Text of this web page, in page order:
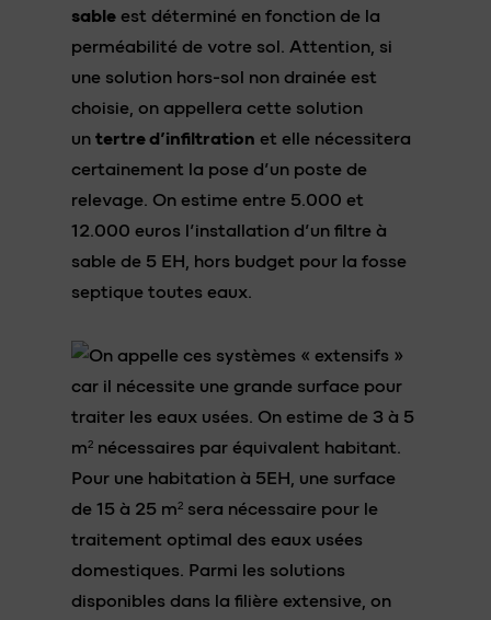
sable est déterminé en fonction de la
perméabilité de votre sol. Attention, si
une solution hors-sol non drainée est
choisie, on appellera cette solution
un tertre d’infiltration et elle nécessitera
certainement la pose d’un poste de
relevage. On estime entre 5.000 et
12.000 euros l’installation d’un filtre à
sable de 5 EH, hors budget pour la fosse
septique toutes eaux.